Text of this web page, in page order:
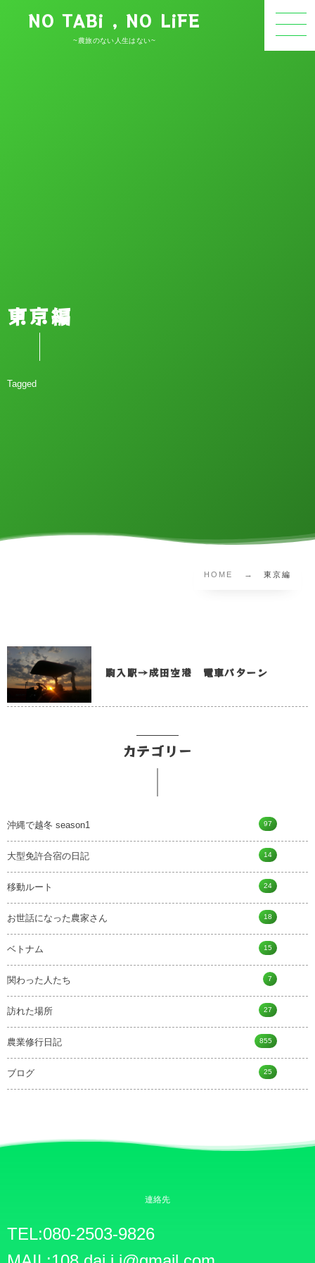
NO TABi , NO LiFE
~農旅のない人生はない~
東京編
Tagged
HOME 東京編
駒入駅→成田空港 電車パターン
カテゴリー
沖縄で越冬 season1 97
大型免許合宿の日記 14
移動ルート 24
お世話になった農家さん 18
ベトナム 15
関わった人たち 7
訪れた場所 27
農業修行日記 855
ブログ 25
連絡先
TEL:080-2503-9826